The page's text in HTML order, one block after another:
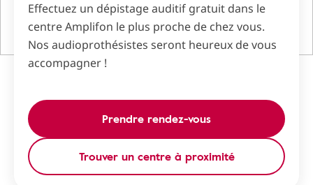
Effectuez un dépistage auditif gratuit dans le
centre Amplifon le plus proche de chez vous.
Nos audioprothésistes seront heureux de vous
accompagner !
Prendre rendez-vous
Trouver un centre à proximité